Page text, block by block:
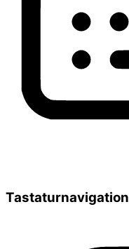
Tastaturnavigation